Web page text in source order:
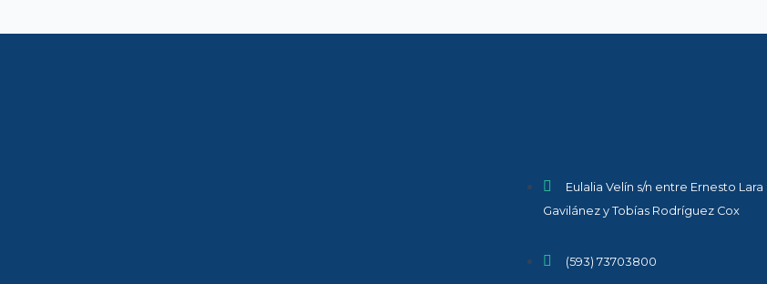
Eulalia Velín s/n entre Ernesto Lara
Gavilánez y Tobías Rodríguez Cox
(593) 73703800​